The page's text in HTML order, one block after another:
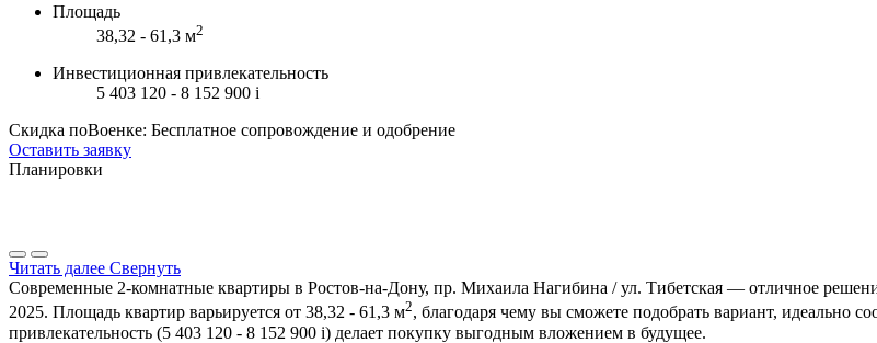
Площадь
38,32 - 61,3 м2
Инвестиционная привлекательность
5 403 120 - 8 152 900 i
Скидка поВоенке: Бесплатное сопровождение и одобрение
Оставить заявку
Планировки
Читать далее Свернуть
Современные 2-комнатные квартиры в Ростов-на-Дону, пр. Михаила Нагибина / ул. Тибетская — отличное
2025. Площадь квартир варьируется от 38,32 - 61,3 м2, благодаря чему вы сможете подобрать вариант, идеально
привлекательность (5 403 120 - 8 152 900 i) делает покупку выгодным вложением в будущее.